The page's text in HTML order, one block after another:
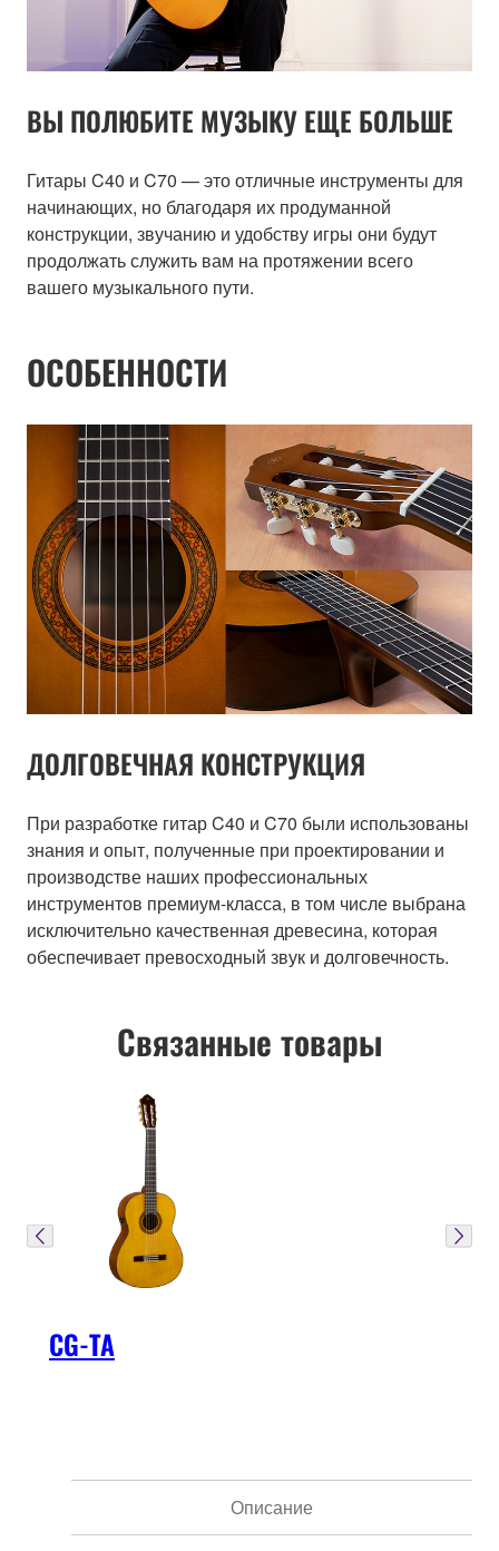
ВЫ ПОЛЮБИТЕ МУЗЫКУ ЕЩЕ БОЛЬШЕ
Гитары C40 и C70 — это отличные инструменты для
начинающих, но благодаря их продуманной
конструкции, звучанию и удобству игры они будут
продолжать служить вам на протяжении всего
вашего музыкального пути.
ОСОБЕННОСТИ
ДОЛГОВЕЧНАЯ КОНСТРУКЦИЯ
При разработке гитар C40 и C70 были использованы
знания и опыт, полученные при проектировании и
производстве наших профессиональных
инструментов премиум-класса, в том числе выбрана
исключительно качественная древесина, которая
обеспечивает превосходный звук и долговечность.
Связанные товары
CG-TA
Описание